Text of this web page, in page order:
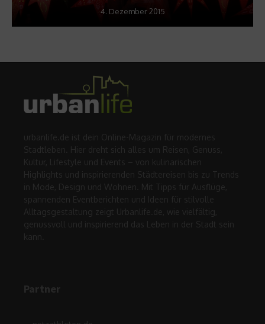
4. Dezember 2015
urbanlife.de ist dein Online-Magazin für modernes
Stadtleben. Hier dreht sich alles um Reisen, Genuss,
Kultur, Lifestyle und Events – von kulinarischen
Highlights und inspirierenden Städtereisen bis zu Trends
in Mode, Design und Wohnen. Mit Tipps für Ausflüge,
spannenden Eventberichten und Ideen für stilvolle
Alltagsgestaltung zeigt Urbanlife.de, wie vielfältig,
genussvoll und inspirierend das Leben in der Stadt sein
kann.
Partner